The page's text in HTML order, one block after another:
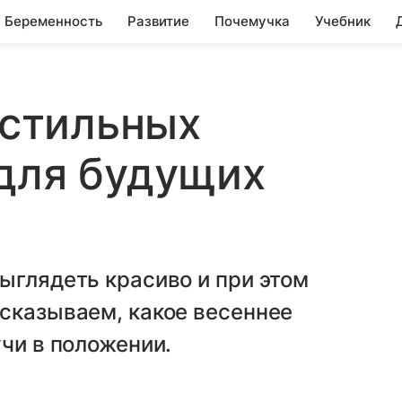
Беременность Развитие Почемучка Учебник
будущих
красиво и при этом
какое весеннее
в положении.